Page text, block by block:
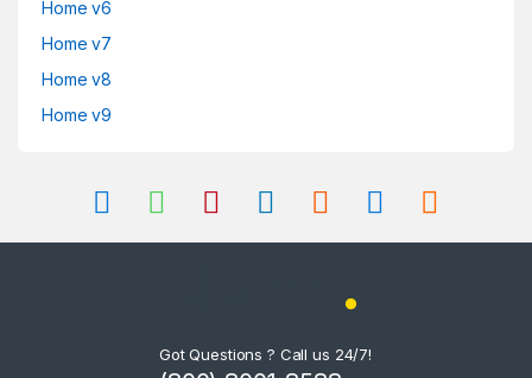
Home v6
Home v7
Home v8
Home v9
Got Questions ? Call us 24/7!